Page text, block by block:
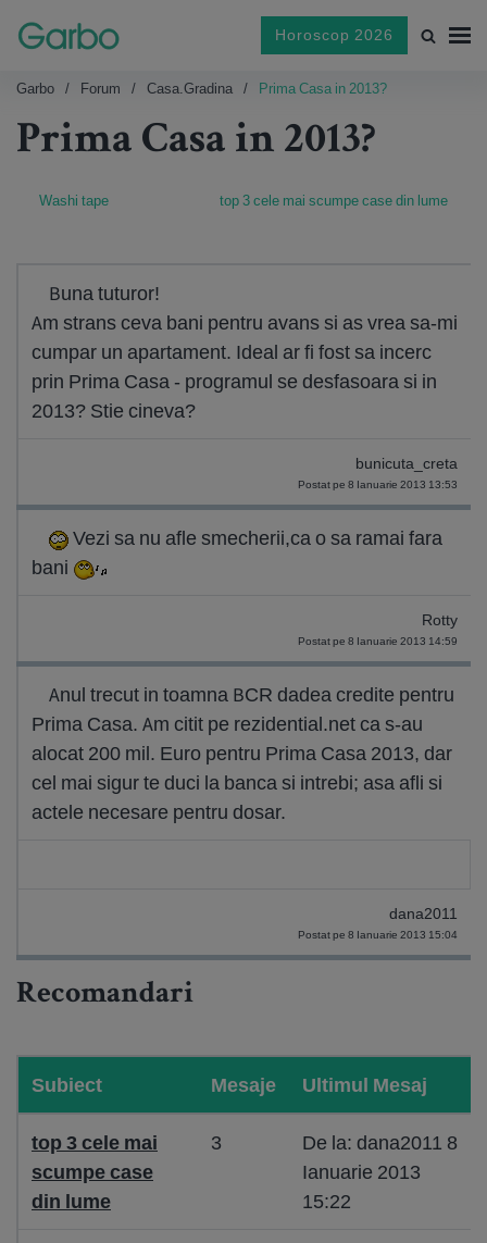
Horoscop 2026
Garbo Forum Casa.gradina Prima Casa in 2013?
Prima Casa in 2013?
Washi tape top 3 cele mai scumpe case din lume
Buna tuturor!
Am strans ceva bani pentru avans si as vrea sa-mi
cumpar un apartament. Ideal ar fi fost sa incerc
prin Prima Casa - programul se desfasoara si in
2013? Stie cineva?
bunicuta_creta
Postat pe 8 Ianuarie 2013 13:53
Vezi sa nu afle smecherii,ca o sa ramai fara
bani
Rotty
Postat pe 8 Ianuarie 2013 14:59
Anul trecut in toamna BCR dadea credite pentru
Prima Casa. Am citit pe rezidential.net ca s-au
alocat 200 mil. Euro pentru Prima Casa 2013, dar
cel mai sigur te duci la banca si intrebi; asa afli si
actele necesare pentru dosar.
dana2011
Postat pe 8 Ianuarie 2013 15:04
Recomandari
Subiect Mesaje Ultimul Mesaj
top 3 cele mai
scumpe case
din lume
3
De la: dana2011 8
Ianuarie 2013
15:22